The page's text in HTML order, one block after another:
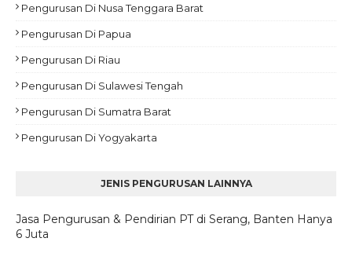
Pengurusan Di Nusa Tenggara Barat
Pengurusan Di Papua
Pengurusan Di Riau
Pengurusan Di Sulawesi Tengah
Pengurusan Di Sumatra Barat
Pengurusan Di Yogyakarta
JENIS PENGURUSAN LAINNYA
Jasa Pengurusan & Pendirian PT di Serang, Banten Hanya
6 Juta